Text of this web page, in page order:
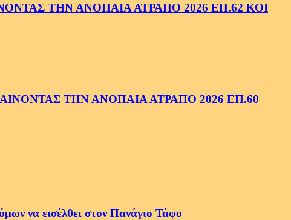
ΤΗΝ ΑΝΟΠΑΙΑ ΑΤΡΑΠΟ 2026 ΕΠ.62 ΚΟΙ
ΤΗΝ ΑΝΟΠΑΙΑ ΑΤΡΑΠΟ 2026 ΕΠ.60
να εισέλθει στον Πανάγιο Τάφο